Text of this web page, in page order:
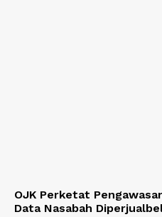
OJK Perketat
Data Nasabah